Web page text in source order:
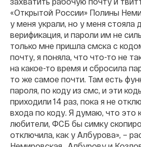
«Открытой России» Полины
у меня украли, но у меня стояла
верификация, и пароли им не
только мне пришла смска с
почту, я поняла, что что-то не
на какое-то время и сбросила
то же самое почти. Там есть
пароля, по коду из смс, и эти
приходили 14 раз, пока я не
входа по коду. Я думаю, что это
любители, ФСБ бы симку
отключила, как у Албурова», –